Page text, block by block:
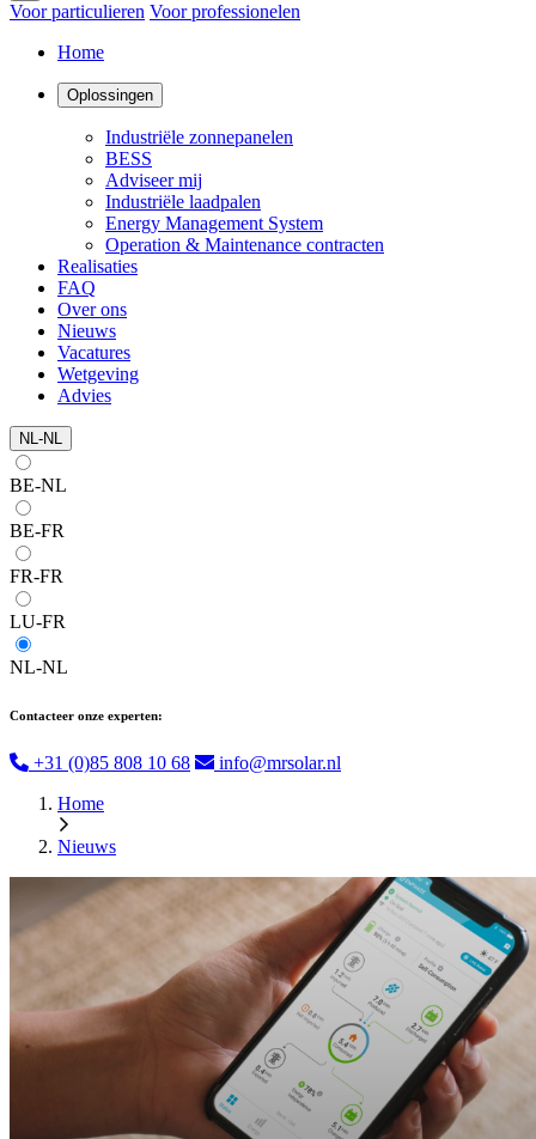
Voor particulieren Voor professionelen
Home
Oplossingen
Industriële zonnepanelen
BESS
Adviseer mij
Industriële laadpalen
Energy Management System
Operation & Maintenance contracten
Realisaties
FAQ
Over ons
Nieuws
Vacatures
Wetgeving
Advies
NL-NL
BE-NL
BE-FR
FR-FR
LU-FR
NL-NL
Contacteer onze experten:
+31 (0)85 808 10 68
info@mrsolar.nl
Home
Nieuws